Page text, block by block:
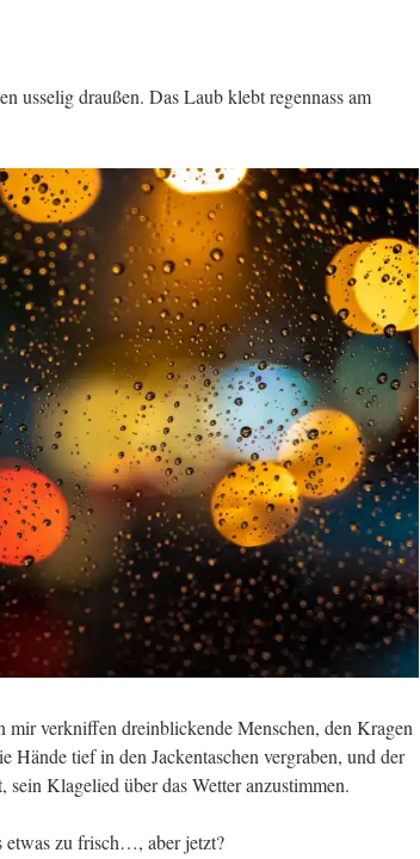
usselig draußen. Das Laub klebt regennass am
mir verkniffen dreinblickende Menschen, den Kragen
Hände tief in den Jackentaschen vergraben, und der
Klagelied über das Wetter anzustimmen.
etwas zu frisch…, aber jetzt?